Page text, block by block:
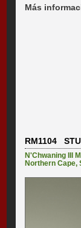
Más
RM1104
N'Chwaning III
Northern Cape,